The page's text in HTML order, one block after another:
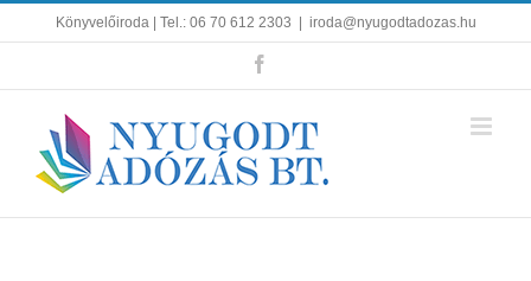
Könyvelőiroda | Tel.: 06 70 612 2303 iroda@nyugodtadozas.hu